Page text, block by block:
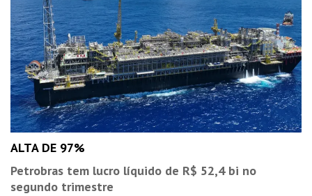
ALTA DE 97%
Petrobras tem lucro líquido de R$ 52,4 bi no
segundo trimestre